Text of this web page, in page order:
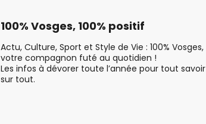
100% Vosges, 100% positif
Actu, Culture, Sport et Style de Vie : 100% Vosges,
votre compagnon futé au quotidien !
Les infos à dévorer toute l’année pour tout savoir
sur tout.